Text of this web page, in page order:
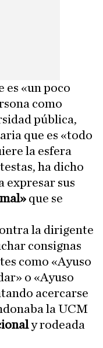
es «un poco
como
pública,
que es «todo
la esfera
ha dicho
expresar sus
que se
la dirigente
consignas
como «Ayuso
o «Ayuso
acercarse
la UCM
y rodeada